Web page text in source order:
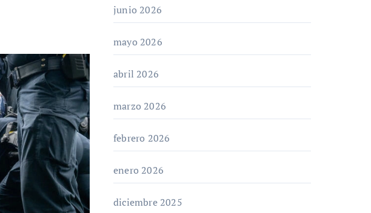
junio 2026
mayo 2026
abril 2026
marzo 2026
febrero 2026
enero 2026
diciembre 2025